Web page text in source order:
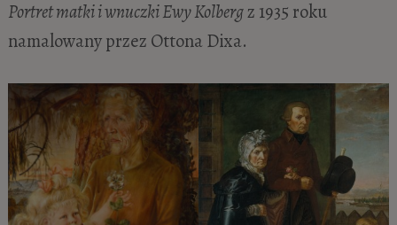
Portret matki i wnuczki Ewy Kolbergz 1935 roku
namalowany przez Ottona Dixa.